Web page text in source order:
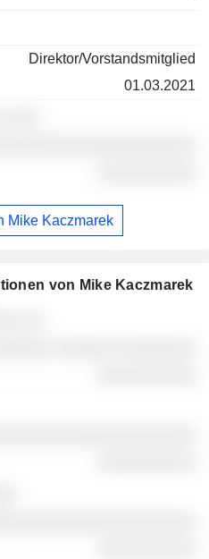
Direktor/Vorstandsmitglied
01.03.2021
Mike Kaczmarek
von Mike Kaczmarek